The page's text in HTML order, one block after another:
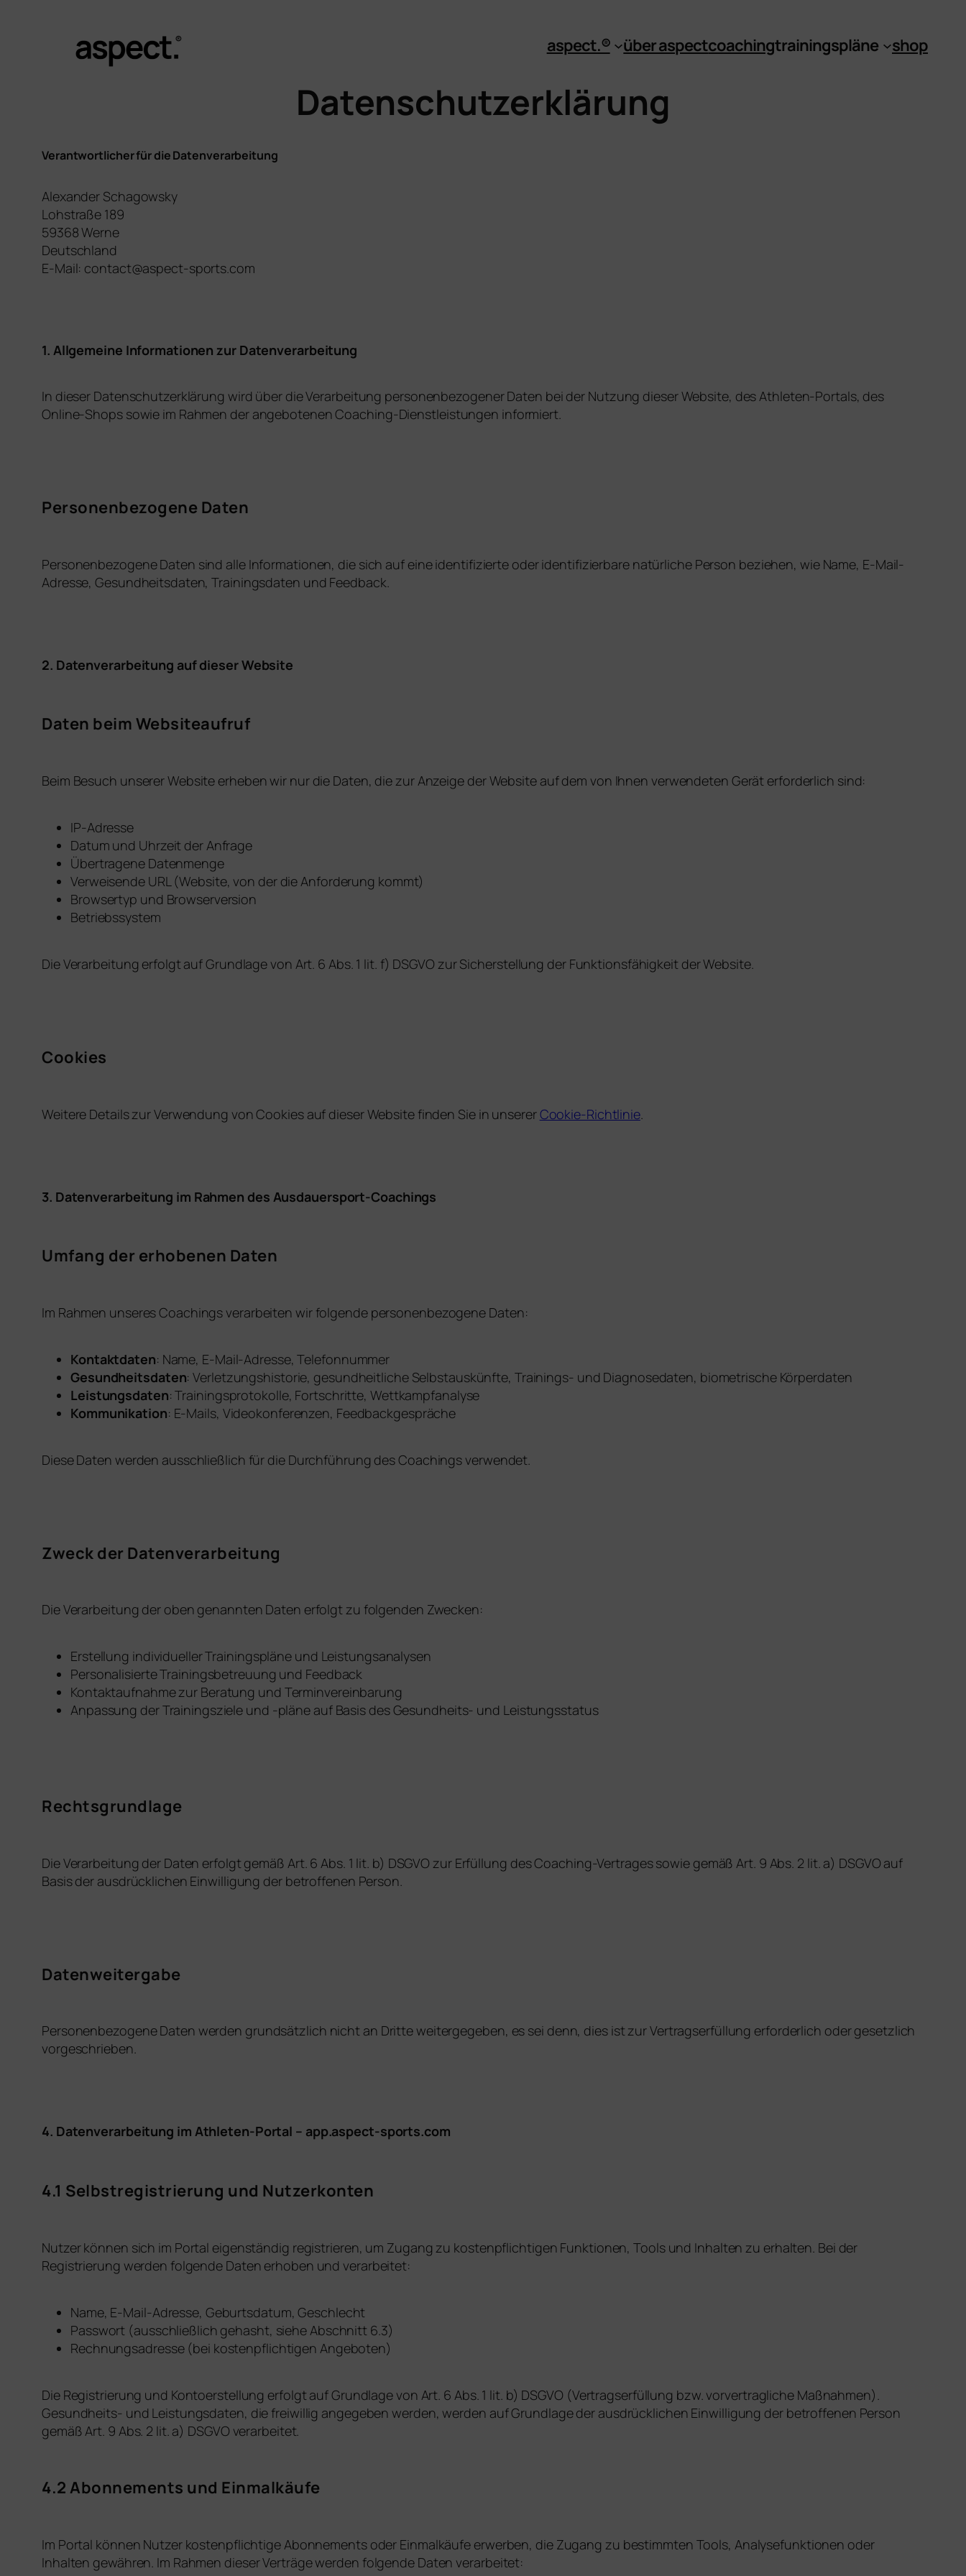
aspect.® über aspectcoachingtrainingspläne shop
Datenschutzerklärung
Verantwortlicher für die Datenverarbeitung
Alexander Schagowsky
Lohstraße 189
59368 Werne
Deutschland
E-Mail: contact@aspect-sports.com
1. Allgemeine Informationen zur Datenverarbeitung
In dieser Datenschutzerklärung wird über die Verarbeitung personenbezogener Daten bei der Nutzung dieser Website, des Athleten-Portals, des
Online-Shops sowie im Rahmen der angebotenen Coaching-Dienstleistungen informiert.
Personenbezogene Daten
Personenbezogene Daten sind alle Informationen, die sich auf eine identifizierte oder identifizierbare natürliche Person beziehen, wie Name, E-Mail-
Adresse, Gesundheitsdaten, Trainingsdaten und Feedback.
2. Datenverarbeitung auf dieser Website
Daten beim Websiteaufruf
Beim Besuch unserer Website erheben wir nur die Daten, die zur Anzeige der Website auf dem von Ihnen verwendeten Gerät erforderlich sind:
IP-Adresse
Datum und Uhrzeit der Anfrage
Übertragene Datenmenge
Verweisende URL (Website, von der die Anforderung kommt)
Browsertyp und Browserversion
Betriebssystem
Die Verarbeitung erfolgt auf Grundlage von Art. 6 Abs. 1 lit. f) DSGVO zur Sicherstellung der Funktionsfähigkeit der Website.
Cookies
Weitere Details zur Verwendung von Cookies auf dieser Website finden Sie in unsererCookie-Richtlinie.
3. Datenverarbeitung im Rahmen des Ausdauersport-Coachings
Umfang der erhobenen Daten
Im Rahmen unseres Coachings verarbeiten wir folgende personenbezogene Daten:
Kontaktdaten: Name, E-Mail-Adresse, Telefonnummer
Gesundheitsdaten: Verletzungshistorie, gesundheitliche Selbstauskünfte, Trainings- und Diagnosedaten, biometrische Körperdaten
Leistungsdaten: Trainingsprotokolle, Fortschritte, Wettkampfanalyse
Kommunikation: E-Mails, Videokonferenzen, Feedbackgespräche
Diese Daten werden ausschließlich für die Durchführung des Coachings verwendet.
Zweck der Datenverarbeitung
Die Verarbeitung der oben genannten Daten erfolgt zu folgenden Zwecken:
Erstellung individueller Trainingspläne und Leistungsanalysen
Personalisierte Trainingsbetreuung und Feedback
Kontaktaufnahme zur Beratung und Terminvereinbarung
Anpassung der Trainingsziele und -pläne auf Basis des Gesundheits- und Leistungsstatus
Rechtsgrundlage
Die Verarbeitung der Daten erfolgt gemäß Art. 6 Abs. 1 lit. b) DSGVO zur Erfüllung des Coaching-Vertrages sowie gemäß Art. 9 Abs. 2 lit. a) DSGVO auf
Basis der ausdrücklichen Einwilligung der betroffenen Person.
Datenweitergabe
Personenbezogene Daten werden grundsätzlich nicht an Dritte weitergegeben, es sei denn, dies ist zur Vertragserfüllung erforderlich oder gesetzlich
vorgeschrieben.
4. Datenverarbeitung im Athleten-Portal – app.aspect-sports.com
4.1 Selbstregistrierung und Nutzerkonten
Nutzer können sich im Portal eigenständig registrieren, um Zugang zu kostenpflichtigen Funktionen, Tools und Inhalten zu erhalten. Bei der
Registrierung werden folgende Daten erhoben und verarbeitet:
Name, E-Mail-Adresse, Geburtsdatum, Geschlecht
Passwort (ausschließlich gehasht, siehe Abschnitt 6.3)
Rechnungsadresse (bei kostenpflichtigen Angeboten)
Die Registrierung und Kontoerstellung erfolgt auf Grundlage von Art. 6 Abs. 1 lit. b) DSGVO (Vertragserfüllung bzw. vorvertragliche Maßnahmen).
Gesundheits- und Leistungsdaten, die freiwillig angegeben werden, werden auf Grundlage der ausdrücklichen Einwilligung der betroffenen Person
gemäß Art. 9 Abs. 2 lit. a) DSGVO verarbeitet.
4.2 Abonnements und Einmalkäufe
Im Portal können Nutzer kostenpflichtige Abonnements oder Einmalkäufe erwerben, die Zugang zu bestimmten Tools, Analysefunktionen oder
Inhalten gewähren. Im Rahmen dieser Verträge werden folgende Daten verarbeitet: